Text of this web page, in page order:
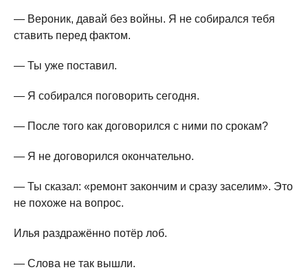
— Вероник, давай без войны. Я не собирался тебя
ставить перед фактом.
— Ты уже поставил.
— Я собирался поговорить сегодня.
— После того как договорился с ними по срокам?
— Я не договорился окончательно.
— Ты сказал: «ремонт закончим и сразу заселим». Это
не похоже на вопрос.
Илья раздражённо потёр лоб.
— Слова не так вышли.